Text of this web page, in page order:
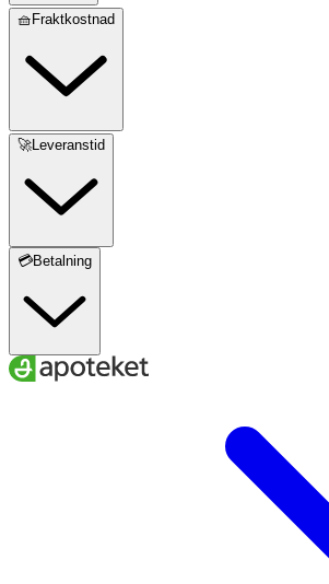
🧺Fraktkostnad
🚀Leveranstid
💳Betalning